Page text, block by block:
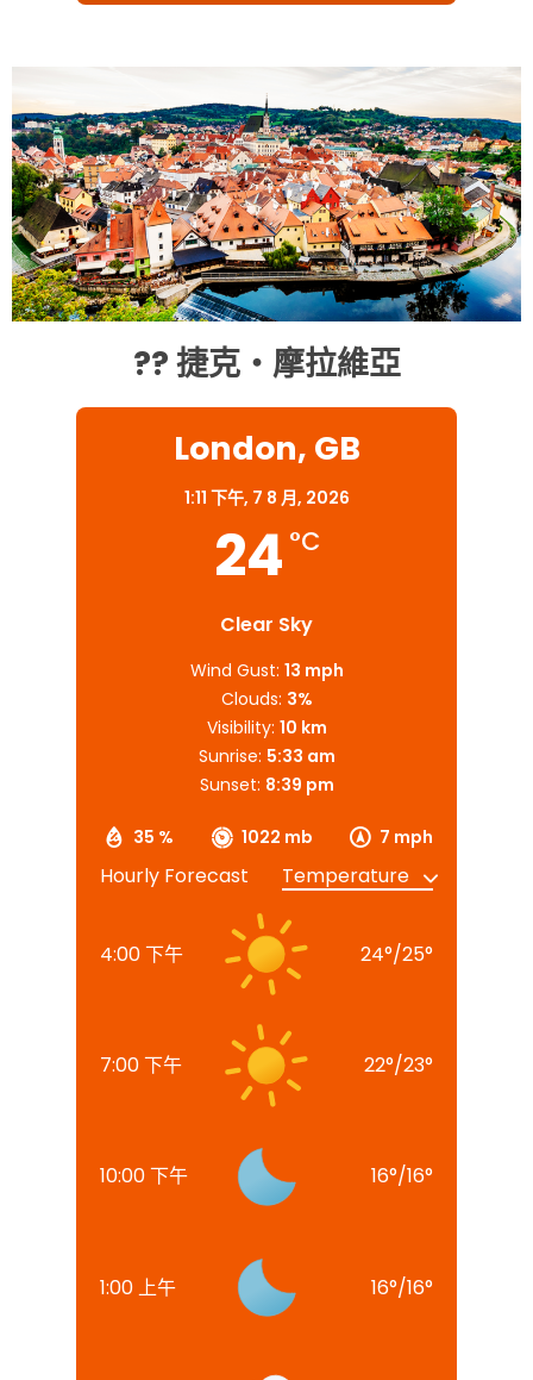
?? 捷克・摩拉維亞
London, GB
1:11 下午, 7 8 月, 2026
24 °C
Clear Sky
35 % 1022 mb 7 mph
Wind Gust: 13 mph
Clouds: 3%
Visibility: 10 km
Sunrise: 5:33 am
Sunset: 8:39 pm
Hourly Forecast
4:00 下午 24°/25°
7:00 下午 22°/23°
10:00 下午 16°/16°
1:00 上午 16°/16°